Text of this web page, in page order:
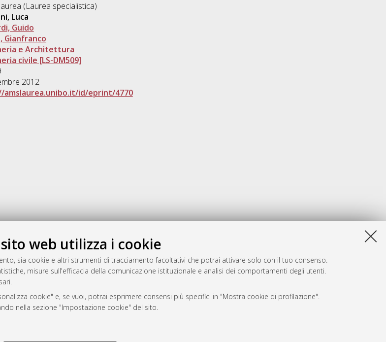
web utilizza i cookie
sia cookie e altri strumenti di tracciamento facoltativi che potrai attivare solo con il tuo consenso.
misure sull'efficacia della comunicazione istituzionale e analisi dei comportamenti degli utenti.
cookie" e, se vuoi, potrai esprimere consensi più specifici in "Mostra cookie di profilazione".
nella sezione "Impostazione cookie" del sito.
(Laurea specialistica)
Luca
Guido
Gianfranco
e Architettura
civile [LS-DM509]
2012
amslaurea.unibo.it/id/eprint/4770
Gestione del documento:
da